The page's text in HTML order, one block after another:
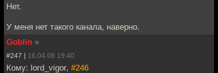
Нет.
У меня нет такого канала, наверно.
Goblin »
#247 | 16.04.08 19:40
Кому: lord_vigor, #246